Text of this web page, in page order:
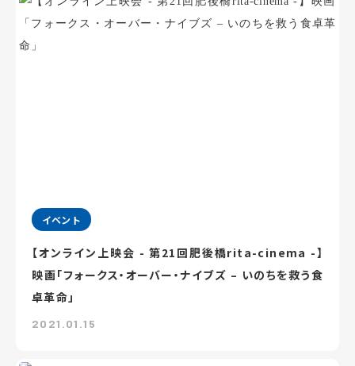
イベント
【オンライン上映会 - 第21回肥後橋rita-cinema -】
映画「フォークス・オーバー・ナイブズ – いのちを救う食
卓革命」
2021.01.15